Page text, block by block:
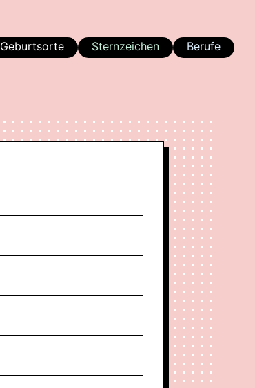
Geburtsorte Sternzeichen Berufe